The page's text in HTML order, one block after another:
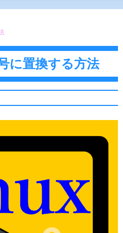
に置換する方法